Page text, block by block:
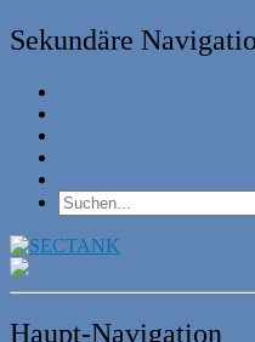
Sekundäre
Haupt-Navigation